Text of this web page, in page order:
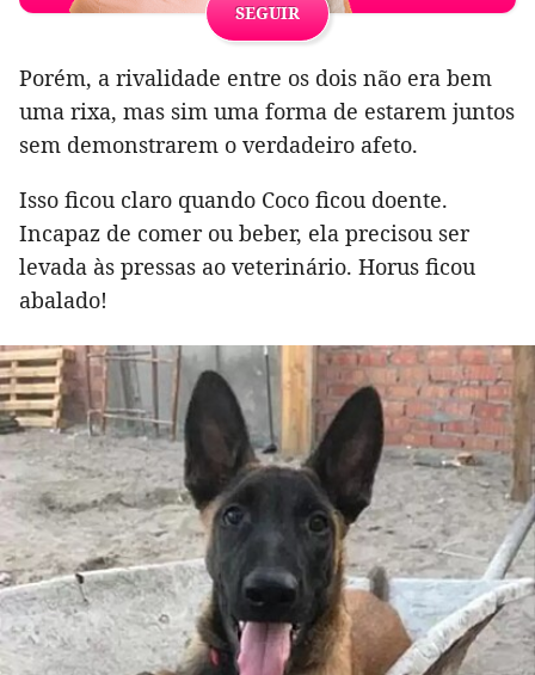
SEGUIR
Porém, a rivalidade entre os dois não era bem
uma rixa, mas sim uma forma de estarem juntos
sem demonstrarem o verdadeiro afeto.
Isso ficou claro quando Coco ficou doente.
Incapaz de comer ou beber, ela precisou ser
levada às pressas ao veterinário. Horus ficou
abalado!